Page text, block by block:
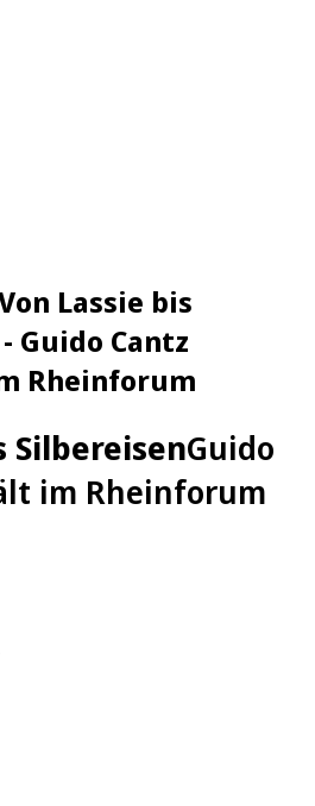
Lassie bis
Guido Cantz
Rheinforum
SilbereisenGuido
im Rheinforum